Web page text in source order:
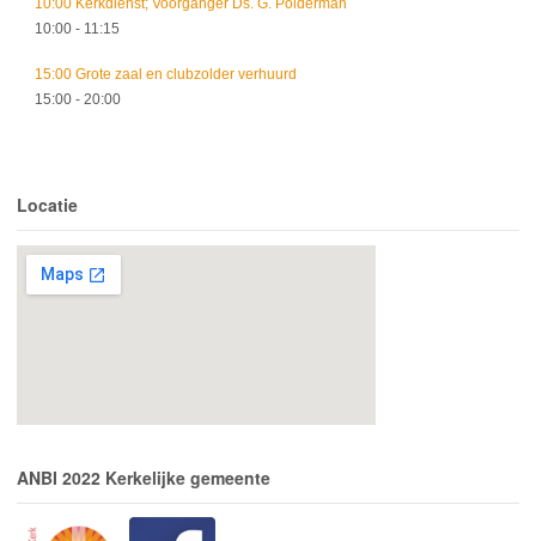
10:00 Kerkdienst; Voorganger Ds. G. Polderman
10:00 - 11:15
15:00 Grote zaal en clubzolder verhuurd
15:00 - 20:00
Locatie
ANBI 2022 Kerkelijke gemeente